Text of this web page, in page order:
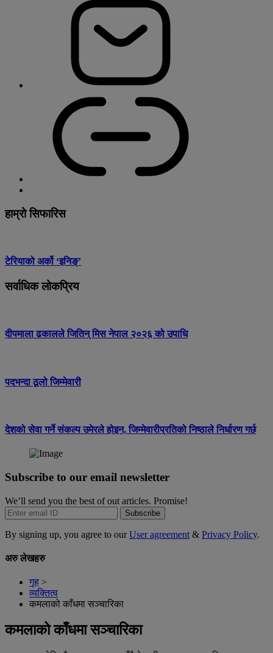
हाम्रो सिफारिस
टेरियाको अर्को ‘इनिङ्’
सर्वाधिक लोकप्रिय
दीपमाला ढकालले जितिन् मिस नेपाल २०२६ को उपाधि
पदभन्दा ठूलो जिम्मेवारी
देशको सेवा गर्ने संकल्प उमेरले होइन, जिम्मेवारीप्रतिको निष्ठाले निर्धारण गर्छ
Subscribe to our email newsletter
We’ll send you the best of out articles. Promise!
Subscribe
By signing up, you agree to ourUser agreement & Privacy Policy.
अरु लेखहरु
गृह >
व्यक्तित्व
कमलाको काँधमा सञ्चारिका
कमलाको काँधमा सञ्चारिका